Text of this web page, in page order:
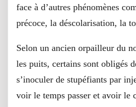
face à d’autres phénomènes
précoce, la déscolarisation, la
Selon un ancien orpailleur du
les puits, certains sont obligés
s’inoculer de stupéfiants par
voir le temps passer et avoir le